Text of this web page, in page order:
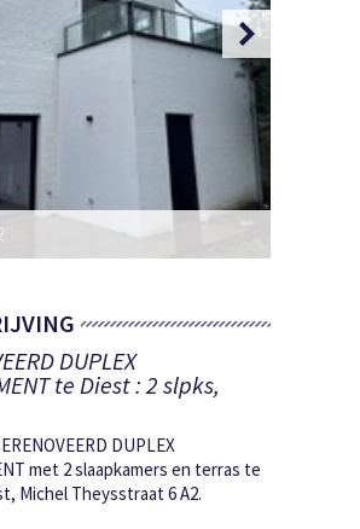
DUPLEX
te Diest : 2 slpks,
DUPLEX
met 2 slaapkamers en terras te
Michel Theysstraat 6 A2.